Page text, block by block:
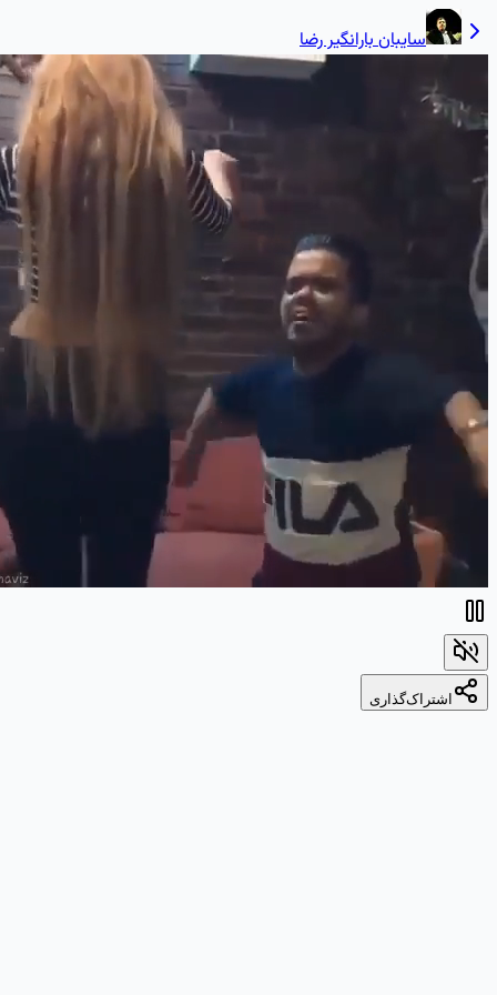
سایبان بارانگیر رضا
اشتراک‌گذاری